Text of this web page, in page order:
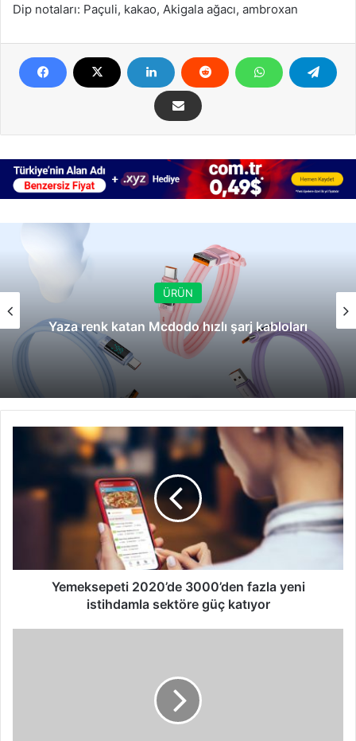
Dip notaları: Paçuli, kakao, Akigala ağacı, ambroxan
ÜRÜN
Yaza renk katan Mcdodo hızlı şarj kabloları
Yemeksepeti
fazla
yeni
katıyor
Yemeksepeti 2020’de 3000’den fazla yeni
istihdamla sektöre güç katıyor